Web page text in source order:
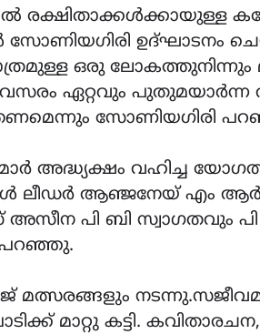
രക്ഷിതാക്കൾക്കായുള്ള
ഉദ്‌ഘാടനം
ഒരു ലോകത്തുനിന്നും
ഏറ്റവും
സോണിയഗിരി
അദ്ധ്യക്ഷം വഹിച്ച
ആഞ്ജനേയ് എം ആർ
പി ബി സ്വാഗതവും
പറഞ്ഞു.
മത്സരങ്ങളും
മാറ്റു കട്ടി.